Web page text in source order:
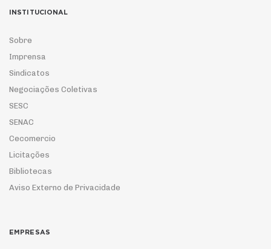
INSTITUCIONAL
Sobre
Imprensa
Sindicatos
Negociações Coletivas
SESC
SENAC
Cecomercio
Licitações
Bibliotecas
Aviso Externo de Privacidade
EMPRESAS